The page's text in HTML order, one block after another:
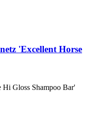
'Excellent Horse
Gloss Shampoo Bar'